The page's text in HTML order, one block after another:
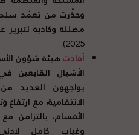
وحذّرت من تعمّد
مضللة وكاذبة لتبرير
2025)
أفادتهيئة شؤون
الأشبال القابعين
يواجهون العديد
الانتقامية، مع
الأقسام، بالتزامن
وغياب كامل